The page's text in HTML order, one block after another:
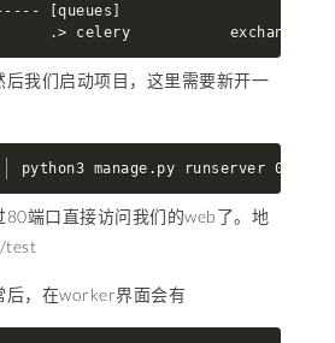
[queues]
.> celery
我们启动项目，这里需要新开一
python3 manage.py runserver 0:80
端口直接访问我们的web了。地
test
后，在worker界面会有